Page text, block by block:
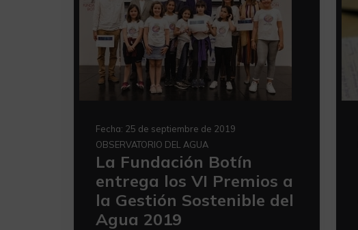
Fecha: 25 de septiembre de 2019
OBSERVATORIO DEL AGUA
La Fundación Botín
entrega los VI Premios a
la Gestión Sostenible del
Agua 2019